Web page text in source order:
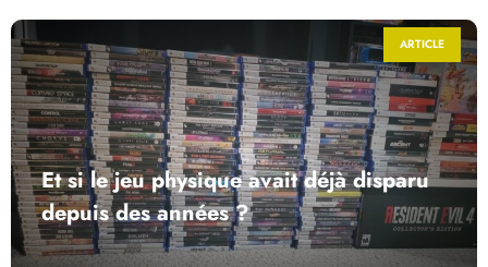
ARTICLE
Et si le jeu physique avait déjà disparu
depuis des années ?